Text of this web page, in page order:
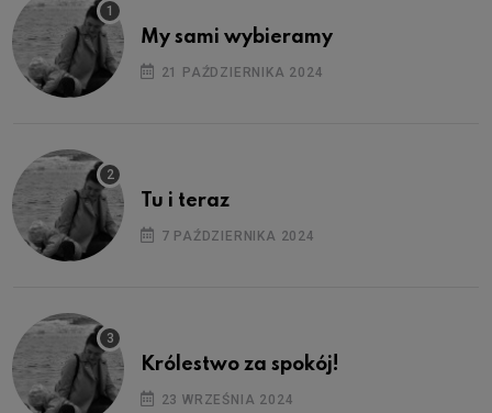
My sami wybieramy
21 PAŹDZIERNIKA 2024
Tu i teraz
7 PAŹDZIERNIKA 2024
Królestwo za spokój!
23 WRZEŚNIA 2024